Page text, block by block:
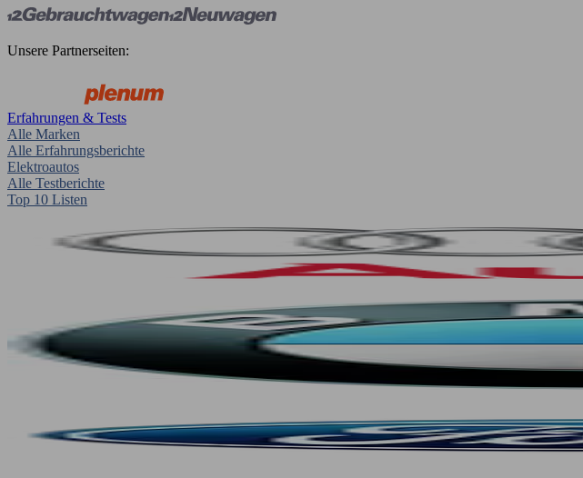
Unsere Partnerseiten:
Erfahrungen & Tests
Alle Marken
Alle Erfahrungsberichte
Elektroautos
Alle Testberichte
Top 10 Listen